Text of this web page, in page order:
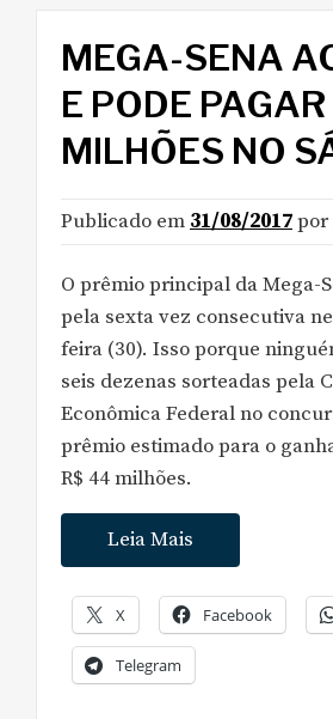
MEGA-SENA
E PODE
MILHÕES NO
Publicado em 31/08/2017por
O prêmio principal da Mega-
pela sexta vez consecutiva
feira (30). Isso porque
seis dezenas sorteadas pela
Econômica Federal no
prêmio estimado para o
R$ 44 milhões.
Leia Mais
X Facebook
Telegram